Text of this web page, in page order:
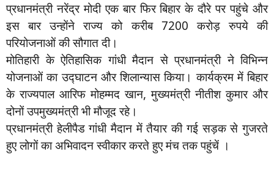
प्रधानमंत्री नरेंद्र मोदी एक बार फिर बिहार के दौरे पर पहुंचे और
इस बार उन्होंने राज्य को करीब 7200 करोड़ रुपये की
परियोजनाओं की सौगात दी।
मोतिहारी के ऐतिहासिक गांधी मैदान से प्रधानमंत्री ने विभिन्न
योजनाओं का उद्घाटन और शिलान्यास किया। कार्यक्रम में बिहार
के राज्यपाल आरिफ मोहम्मद खान, मुख्यमंत्री नीतीश कुमार और
दोनों उपमुख्यमंत्री भी मौजूद रहे।
प्रधानमंत्री हेलीपैड गांधी मैदान में तैयार की गई सड़क से गुजरते
हुए लोगों का अभिवादन स्वीकार करते हुए मंच तक पहुंचें ।